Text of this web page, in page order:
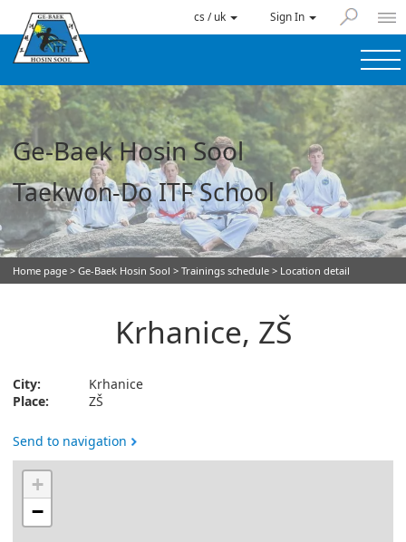
cs / uk Sign In
Ge-Baek Hosin Sool
Taekwon-Do ITF School
Home page > Ge-Baek Hosin Sool > Trainings schedule > Location detail
Krhanice, ZŠ
City:
Krhanice
Place:
ZŠ
Send to navigation
+
−